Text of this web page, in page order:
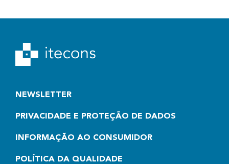
NEWSLETTER
PRIVACIDADE E PROTEÇÃO DE DADOS
INFORMAÇÃO AO CONSUMIDOR
POLÍTICA DA QUALIDADE